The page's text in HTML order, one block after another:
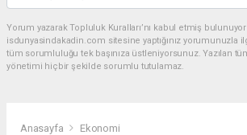
Yorum yazarak Topluluk Kuralları’nı kabul etmiş
isdunyasindakadin.com sitesine yaptığınız yorumunuzla
tüm sorumluluğu tek başınıza üstleniyorsunuz. Yazılan
yönetimi hiçbir şekilde sorumlu tutulamaz.
Anasayfa Ekonomi